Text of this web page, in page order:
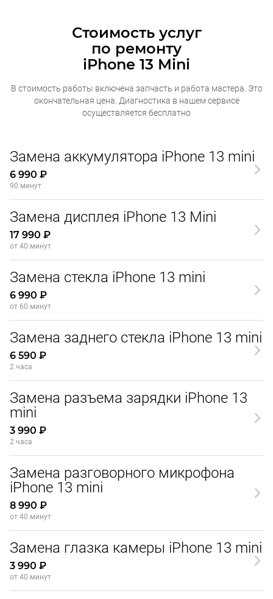
Стоимость услуг
по ремонту
iPhone 13 Mini
В стоимость работы включена запчасть и работа мастера. Это
окончательная цена. Диагностика в нашем сервисе
осуществляется бесплатно
Замена аккумулятора iPhone 13 mini
6 990 ₽
90 минут
Замена дисплея iPhone 13 Mini
17 990 ₽
от 40 минут
Замена стекла iPhone 13 mini
6 990 ₽
от 60 минут
Замена заднего стекла iPhone 13 mini
6 590 ₽
2 часа
Замена разъема зарядки iPhone 13
mini
3 990 ₽
2 часа
Замена разговорного микрофона
iPhone 13 mini
8 990 ₽
от 40 минут
Замена глазка камеры iPhone 13 mini
3 990 ₽
от 40 минут